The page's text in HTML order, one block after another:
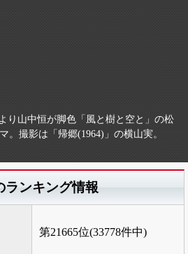
り山中恒が脚色「風と樹と空と」の松
。撮影は「帰郷(1964)」の横山実。
ランキング情報
第21665位(33778件中)